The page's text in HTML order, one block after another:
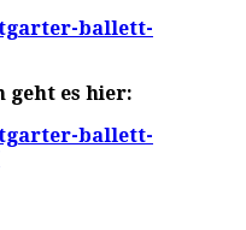
ballett-
geht es hier:
ballett-